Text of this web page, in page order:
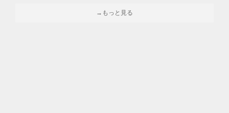
→もっと見る